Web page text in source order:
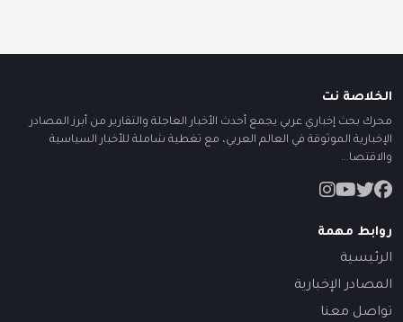
الخلاصة نت
محرك بحث إخباري عربي يجمع أحدث الأخبار العاجلة والتقارير من أبرز المصادر
الإخبارية الموثوقة في العالم العربي، مع تغطية شاملة للأخبار السياسية
والاقتصا...
روابط مهمة
الرئيسية
المصادر الإخبارية
تواصل معنا